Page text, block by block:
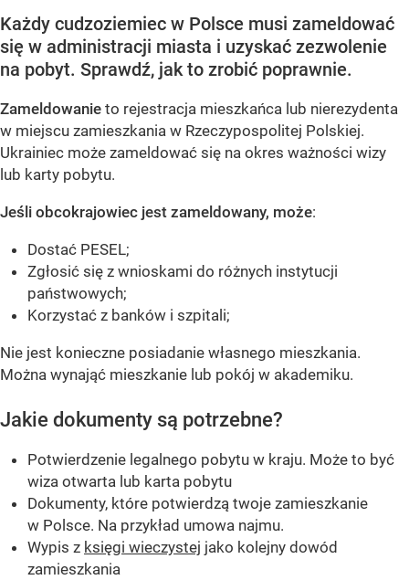
Każdy cudzoziemiec w Polsce musi zameldować
się w administracji miasta i uzyskać zezwolenie
na pobyt. Sprawdź, jak to zrobić poprawnie.
Zameldowanie to rejestracja mieszkańca lub nierezydenta
w miejscu zamieszkania w Rzeczypospolitej Polskiej.
Ukrainiec może zameldować się na okres ważności wizy
lub karty pobytu.
Jeśli obcokrajowiec jest zameldowany, może:
Dostać PESEL;
Zgłosić się z wnioskami do różnych instytucji
państwowych;
Korzystać z banków i szpitali;
Nie jest konieczne posiadanie własnego mieszkania.
Można wynająć mieszkanie lub pokój w akademiku.
Jakie dokumenty są potrzebne?
Potwierdzenie legalnego pobytu w kraju. Może to być
wiza otwarta lub karta pobytu
Dokumenty, które potwierdzą twoje zamieszkanie
w Polsce. Na przykład umowa najmu.
Wypis z księgi wieczystej jako kolejny dowód
zamieszkania